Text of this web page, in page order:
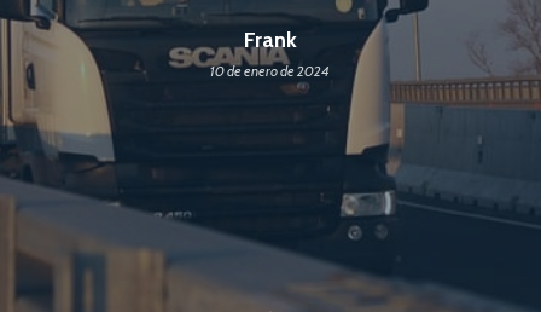
Frank
10 de enero de 2024